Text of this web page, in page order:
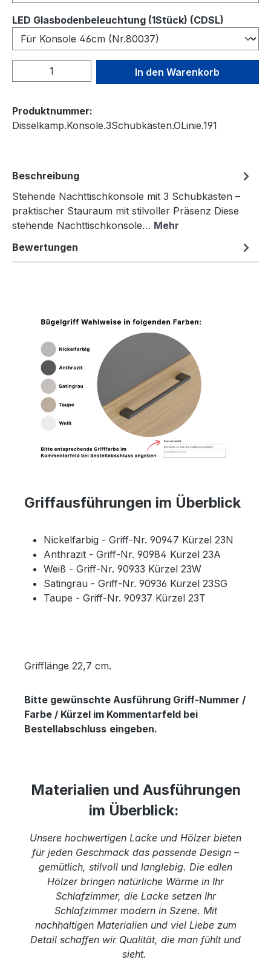
LED Glasbodenbeleuchtung (1Stück) (CDSL)
Produkt Anzahl: Gib denIn den Warenkorb
Produktnummer:
Disselkamp.Konsole.3Schubkästen.OLinie.191
Beschreibung
Stehende Nachttischkonsole mit 3 Schubkästen –
praktischer Stauraum mit stilvoller Präsenz Diese
stehende Nachttischkonsole… Mehr
Bewertungen
Griffausführungen im Überblick
Nickelfarbig - Griff-Nr. 90947 Kürzel 23N
Anthrazit - Griff-Nr. 90984 Kürzel 23A
Weiß - Griff-Nr. 90933 Kürzel 23W
Satingrau - Griff-Nr. 90936 Kürzel 23SG
Taupe - Griff-Nr. 90937 Kürzel 23T
Grifflänge 22,7 cm.
Bitte gewünschte Ausführung Griff-Nummer /
Farbe / Kürzel im Kommentarfeld bei
Bestellabschluss eingeben.
Materialien und Ausführungen
im Überblick:
Unsere hochwertigen Lacke und Hölzer bieten
für jeden Geschmack das passende Design –
gemütlich, stilvoll und langlebig. Die edlen
Hölzer bringen natürliche Wärme in Ihr
Schlafzimmer, die Lacke setzen Ihr
Schlafzimmer modern in Szene. Mit
nachhaltigen Materialien und viel Liebe zum
Detail schaffen wir Qualität, die man fühlt und
sieht.